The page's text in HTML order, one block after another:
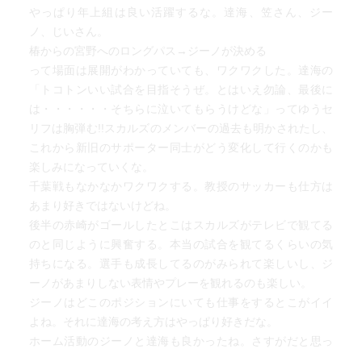
やっぱり年上組は良い活躍するな。達海、笠さん、ジー
ノ、じいさん。
椿からの宮野へのロングパス→ジーノが決める
って場面は展開がわかっていても、ワクワクした。達海の
「トコトンいい試合を目指そうぜ。とはいえ勿論、最後に
は・・・・・・そちらに泣いてもらうけどな」ってゆうセ
リフは胸弾む!!スカルズのメンバーの過去も明かされたし、
これから新旧のサポーター同士がどう変化して行くのかも
楽しみになっていくな。
千葉戦もなかなかワクワクする。教授のサッカーも仕方は
あまり好きではないけどね。
後半の赤崎がゴールしたとこはスカルズがテレビで観てる
のと同じように興奮する。本当の試合を観てるくらいの気
持ちになる。選手も成長してるのがみられて楽しいし、ジ
ーノがあまりしない表情やプレーを観れるのも楽しい。
ジーノはどこのポジションにいても仕事をするとこがイイ
よね。それに達海の考え方はやっぱり好きだな。
ホーム活動のジーノと達海も良かったね。さすがだと思っ